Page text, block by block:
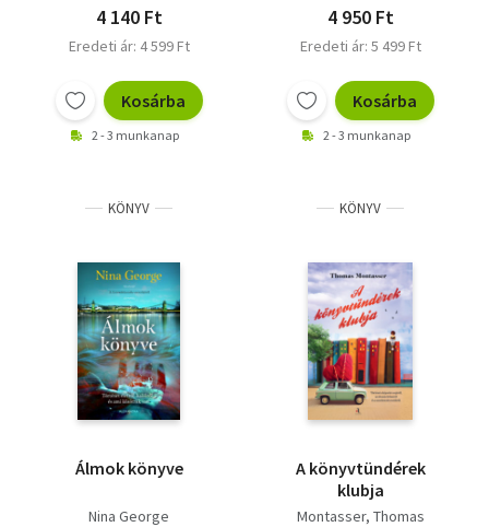
4 140 Ft
Eredeti ár: 4 599 Ft
Kosárba
2 - 3 munkanap
4 950 Ft
Eredeti ár: 5 499 Ft
Kosárba
2 - 3 munkanap
KÖNYV
Álmok könyve
Nina George
KÖNYV
A könyvtündérek
klubja
Montasser, Thomas